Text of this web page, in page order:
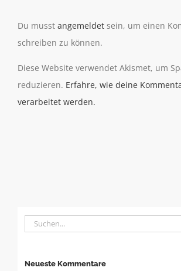
Du musst angemeldet sein, um einen
schreiben zu können.
Diese Website verwendet Akismet, um
reduzieren. Erfahre, wie deine
verarbeitet werden.
Suche
Neueste Kommentare